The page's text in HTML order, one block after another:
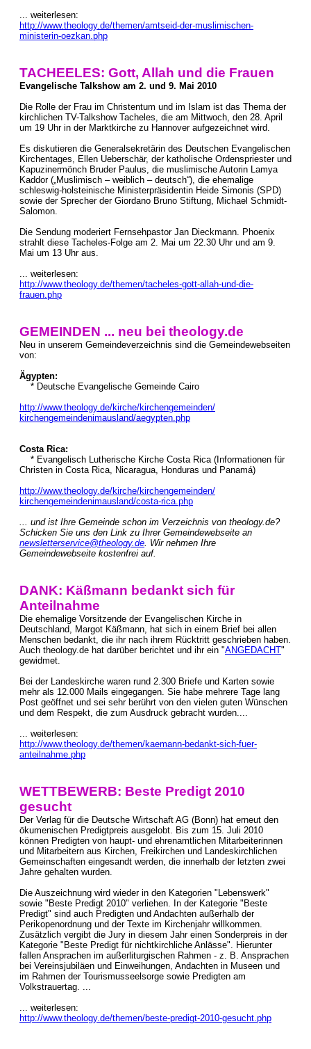
... weiterlesen:
http://www.theology.de/themen/amtseid-der-muslimischen-
ministerin-oezkan.php
TACHEELES: Gott, Allah und die Frauen
Evangelische Talkshow am 2. und 9. Mai 2010
Die Rolle der Frau im Christentum und im Islam ist das Thema der
kirchlichen TV-Talkshow Tacheles, die am Mittwoch, den 28. April
um 19 Uhr in der Marktkirche zu Hannover aufgezeichnet wird.
Es diskutieren die Generalsekretärin des Deutschen Evangelischen
Kirchentages, Ellen Ueberschär, der katholische Ordenspriester und
Kapuzinermönch Bruder Paulus, die muslimische Autorin Lamya
Kaddor („Muslimisch – weiblich – deutsch“), die ehemalige
schleswig-holsteinische Ministerpräsidentin Heide Simonis (SPD)
sowie der Sprecher der Giordano Bruno Stiftung, Michael Schmidt-
Salomon.
Die Sendung moderiert Fernsehpastor Jan Dieckmann. Phoenix
strahlt diese Tacheles-Folge am 2. Mai um 22.30 Uhr und am 9.
Mai um 13 Uhr aus.
... weiterlesen:
http://www.theology.de/themen/tacheles-gott-allah-und-die-
frauen.php
GEMEINDEN ... neu bei theology.de
Neu in unserem Gemeindeverzeichnis sind die Gemeindewebseiten
von:
Ägypten:
* Deutsche Evangelische Gemeinde Cairo
http://www.theology.de/kirche/kirchengemeinden/
kirchengemeindenimausland/aegypten.php
Costa Rica:
* Evangelisch Lutherische Kirche Costa Rica (Informationen für
Christen in Costa Rica, Nicaragua, Honduras und Panamá)
http://www.theology.de/kirche/kirchengemeinden/
kirchengemeindenimausland/costa-rica.php
... und ist Ihre Gemeinde schon im Verzeichnis von theology.de?
Schicken Sie uns den Link zu Ihrer Gemeindewebseite an
newsletterservice@theology.de. Wir nehmen Ihre
Gemeindewebseite kostenfrei auf.
DANK: Käßmann bedankt sich für
Anteilnahme
Die ehemalige Vorsitzende der Evangelischen Kirche in
Deutschland, Margot Käßmann, hat sich in einem Brief bei allen
Menschen bedankt, die ihr nach ihrem Rücktritt geschrieben haben.
Auch theology.de hat darüber berichtet und ihr ein "ANGEDACHT"
gewidmet.
Bei der Landeskirche waren rund 2.300 Briefe und Karten sowie
mehr als 12.000 Mails eingegangen. Sie habe mehrere Tage lang
Post geöffnet und sei sehr berührt von den vielen guten Wünschen
und dem Respekt, die zum Ausdruck gebracht wurden....
... weiterlesen:
http://www.theology.de/themen/kaemann-bedankt-sich-fuer-
anteilnahme.php
WETTBEWERB: Beste Predigt 2010
gesucht
Der Verlag für die Deutsche Wirtschaft AG (Bonn) hat erneut den
ökumenischen Predigtpreis ausgelobt. Bis zum 15. Juli 2010
können Predigten von haupt- und ehrenamtlichen Mitarbeiterinnen
und Mitarbeitern aus Kirchen, Freikirchen und Landeskirchlichen
Gemeinschaften eingesandt werden, die innerhalb der letzten zwei
Jahre gehalten wurden.
Die Auszeichnung wird wieder in den Kategorien "Lebenswerk"
sowie "Beste Predigt 2010" verliehen. In der Kategorie "Beste
Predigt" sind auch Predigten und Andachten außerhalb der
Perikopenordnung und der Texte im Kirchenjahr willkommen.
Zusätzlich vergibt die Jury in diesem Jahr einen Sonderpreis in der
Kategorie "Beste Predigt für nichtkirchliche Anlässe". Hierunter
fallen Ansprachen im außerliturgischen Rahmen - z. B. Ansprachen
bei Vereinsjubiläen und Einweihungen, Andachten in Museen und
im Rahmen der Tourismusseelsorge sowie Predigten am
Volkstrauertag. ...
... weiterlesen:
http://www.theology.de/themen/beste-predigt-2010-gesucht.php